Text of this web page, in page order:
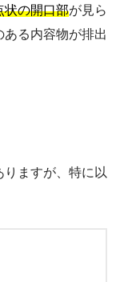
状の開口部が見ら
る内容物が排出
ますが、特に以